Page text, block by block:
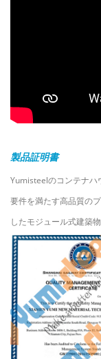
製品証明書
Yumisteelのコンテナハ
要件を満たす高品質の
したモジュール式建築